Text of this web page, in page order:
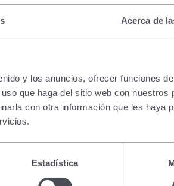
Acerca de
y los anuncios, ofrecer funciones
que haga del sitio web con nuestros
con otra información que les haya
Estadística
Ojos Oral Piel
capilar práctico y efectivo para la
está basada en su principio activo, el
el crecimiento de queratinocitos in